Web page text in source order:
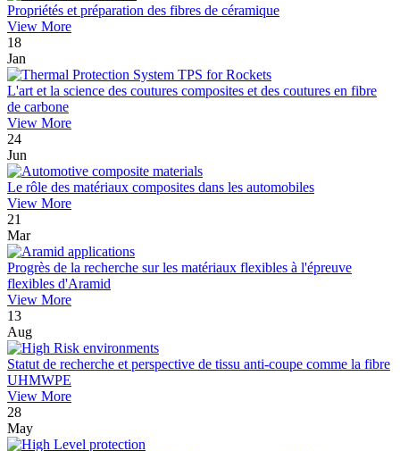
Propriétés et préparation des fibres de céramique
View More
18
Jan
L'art et la science des coutures composites et des coutures en fibre
de carbone
View More
24
Jun
Le rôle des matériaux composites dans les automobiles
View More
21
Mar
Progrès de la recherche sur les matériaux flexibles à l'épreuve
flexibles d'Aramid
View More
13
Aug
Statut de recherche et perspective de tissu anti-coupe comme la fibre
UHMWPE
View More
28
May